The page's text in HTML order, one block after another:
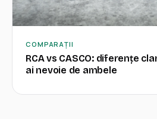
COMPARAȚII
RCA vs CASCO: diferențe
ai nevoie de ambele